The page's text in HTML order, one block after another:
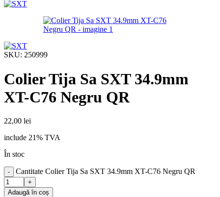
SKU: 250999
Colier Tija Sa SXT 34.9mm
XT-C76 Negru QR
22,00 lei
include 21% TVA
În stoc
Cantitate Colier Tija Sa SXT 34.9mm XT-C76 Negru QR
Adaugă în coș